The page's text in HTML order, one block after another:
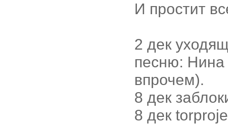
И простит
2 дек
песню: Нина
впрочем).
8 дек
8 дек